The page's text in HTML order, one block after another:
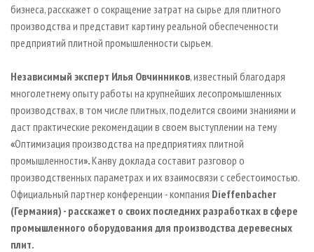
бизнеса, расскажет о сокращение затрат на сырье для плитного
производства и представит картину реальной обеспеченности
предприятий плитной промышленности сырьем.
Независимый эксперт Илья Овчинников, известный благодаря
многолетнему опыту работы на крупнейших лесопромышленных
производствах, в том числе плитных, поделится своими знаниями и
даст практические рекомендации в своем выступлении на тему
«Оптимизация производства на предприятиях плитной
промышленности».Канву доклада составит разговор о
производственных параметрах и их взаимосвязи с себестоимостью.
Официальный партнер конференции - компания Dieffenbacher
(Германия) - расскажет о своих последних разработках в сфере
промышленного оборудования для производства деревесных
плит.